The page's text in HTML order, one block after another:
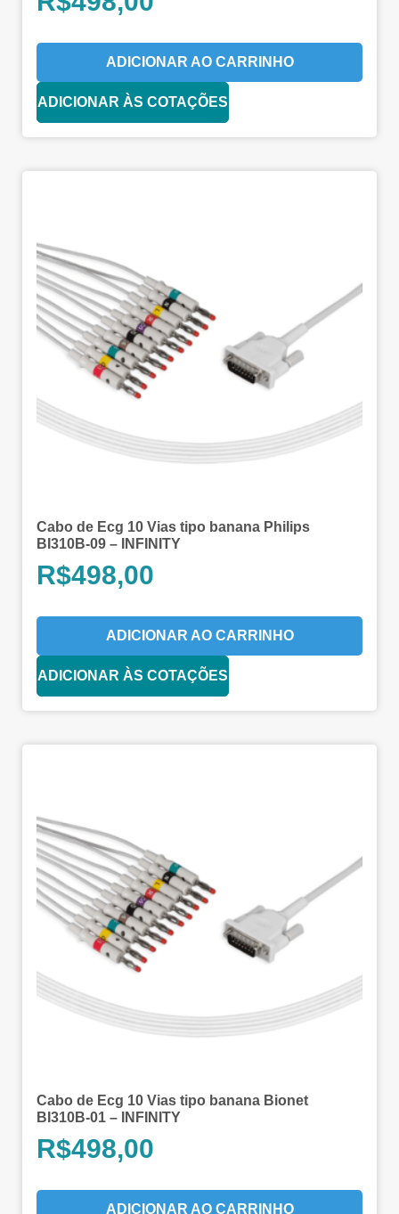
ADICIONAR AO CARRINHO
ADICIONAR ÀS COTAÇÕES
Cabo de Ecg 10 Vias tipo banana Philips
BI310B-09 – INFINITY
R$498,00
ADICIONAR AO CARRINHO
ADICIONAR ÀS COTAÇÕES
Cabo de Ecg 10 Vias tipo banana Bionet
BI310B-01 – INFINITY
R$498,00
ADICIONAR AO CARRINHO